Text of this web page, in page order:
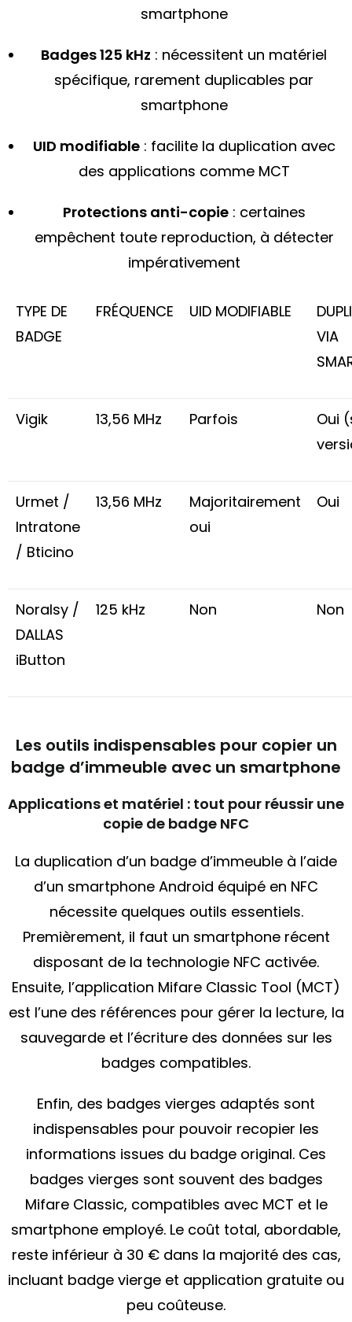
smartphone
Badges 125 kHz : nécessitent un matériel
spécifique, rarement duplicables par
smartphone
UID modifiable: facilite la duplication avec
des applications comme MCT
Protections anti-copie: certaines
empêchent toute reproduction, à détecter
impérativement
TYPE DE
BADGE
FRÉQUENCE UID MODIFIABLE
VIA
Vigik 13,56 MHz Parfois
Oui
Urmet /
Intratone
/ Bticino
13,56 MHz
Majoritairement
oui
Oui
Noralsy /
DALLAS
iButton
125 kHz Non Non
Les outils indispensables pour copier un
badge d’immeuble avec un smartphone
Applications et matériel : tout pour réussir une
copie de badge NFC
La duplication d’un badge d’immeuble à l’aide
d’un smartphone Android équipé en NFC
nécessite quelques outils essentiels.
Premièrement, il faut un smartphone récent
disposant de la technologie NFC activée.
Ensuite, l’application Mifare Classic Tool (MCT)
est l’une des références pour gérer la lecture, la
sauvegarde et l’écriture des données sur les
badges compatibles.
Enfin, des badges vierges adaptés sont
indispensables pour pouvoir recopier les
informations issues du badge original. Ces
badges vierges sont souvent des badges
Mifare Classic, compatibles avec MCT et le
smartphone employé. Le coût total, abordable,
reste inférieur à 30 € dans la majorité des cas,
incluant badge vierge et application gratuite ou
peu coûteuse.